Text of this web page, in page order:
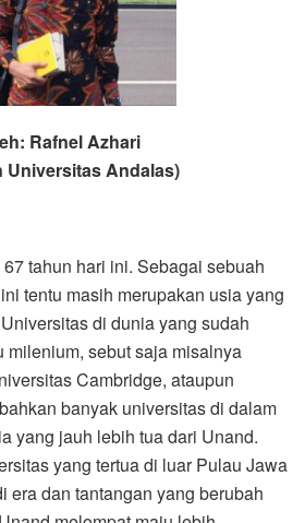
Rafnel Azhari
Universitas Andalas)
tahun hari ini. Sebagai sebuah
tentu masih merupakan usia yang
di dunia yang sudah
milenium, sebut saja misalnya
Cambridge, ataupun
banyak universitas di dalam
yang jauh lebih tua dari Unand.
yang tertua di luar Pulau Jawa
era dan tantangan yang berubah